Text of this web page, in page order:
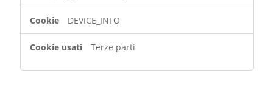
DEVICE_INFO
Terze parti